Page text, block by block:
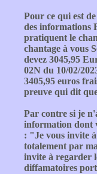
Pour ce qui est
des informations
pratiquent le
chantage à vous
devez 3045,95
02N du 10/02/
3405,95 euros
preuve qui dit
Par contre si je
information dont
: "Je vous invite
totalement par
invite à regarder
diffamatoires